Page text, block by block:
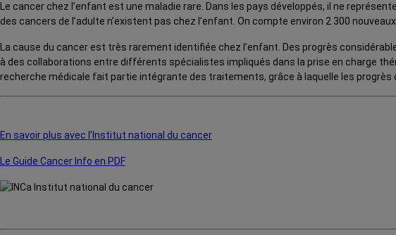
Le cancer chez l’enfant est une maladie rare. Dans les pays développés, il ne
des cancers de l’adulte n’existent pas chez l’enfant. On compte environ 2 300
La cause du cancer est très rarement identifiée chez l’enfant. Des progrès
à des collaborations entre différents spécialistes impliqués dans la prise en charge
recherche médicale fait partie intégrante des traitements, grâce à laquelle les
En savoir plus avec l’Institut national du cancer
Le Guide Cancer Info en PDF